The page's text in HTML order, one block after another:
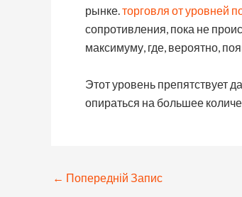
рынке.торговля от уровней
сопротивления, пока не
максимуму, где, вероятно,
Этот уровень препятствует
опираться на большее
← Попередній Запис